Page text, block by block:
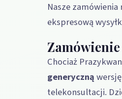
Nasze
ekspresową
Chociaż
generyczną
telekonsultacji.